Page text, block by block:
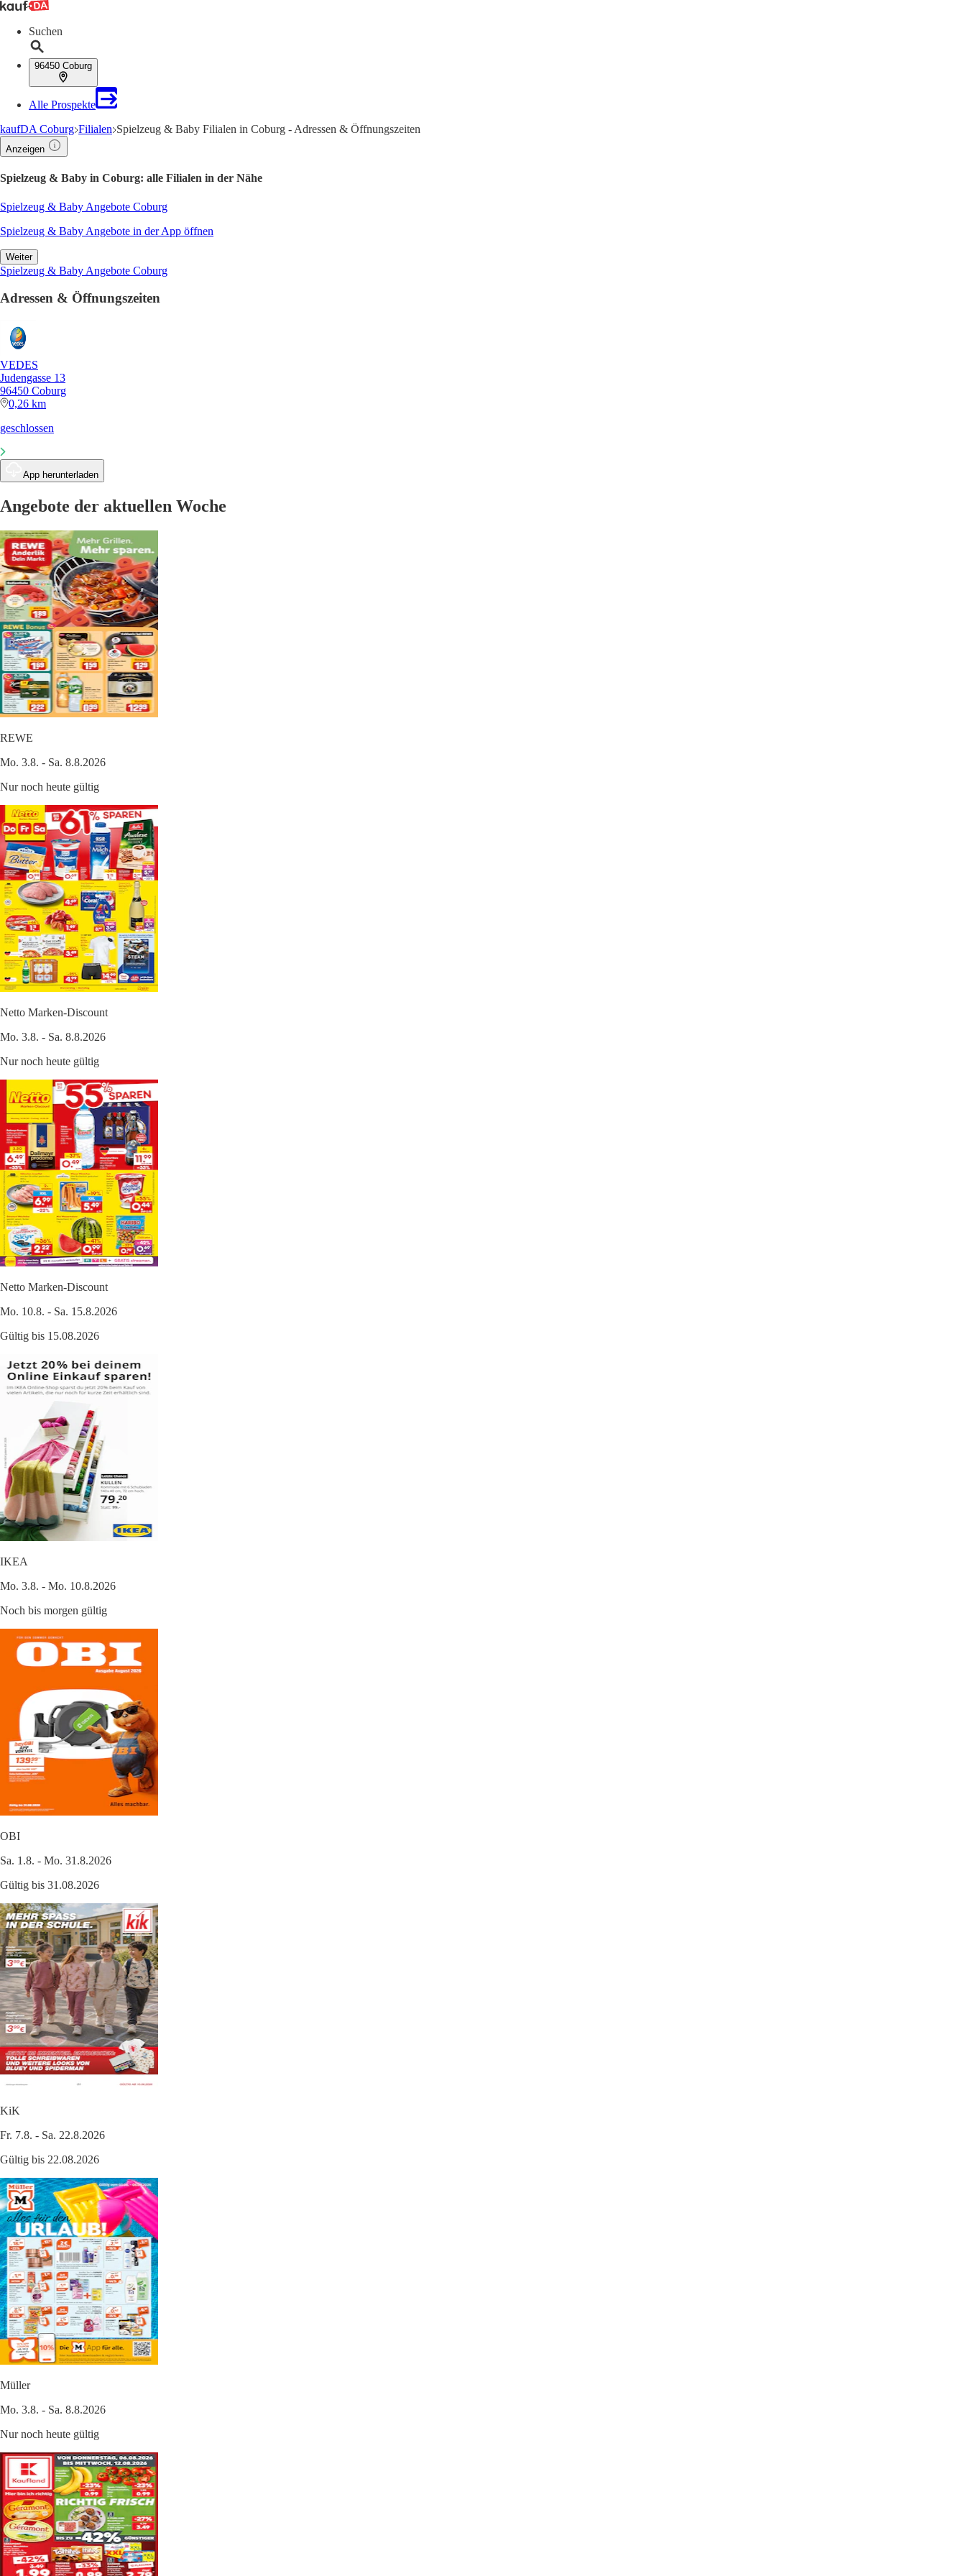
Suchen
96450 Coburg
Alle Prospekte
kaufDA Coburg Filialen Spielzeug & Baby Filialen in Coburg - Adressen & Öffnungszeiten
Anzeigen
Spielzeug & Baby in Coburg: alle Filialen in der Nähe
Spielzeug & Baby Angebote Coburg
Spielzeug & Baby Angebote in der App öffnen
Weiter
Spielzeug & Baby Angebote Coburg
Adressen & Öffnungszeiten
VEDES
Judengasse 13
96450 Coburg
0,26 km
geschlossen
App herunterladen
Angebote der aktuellen Woche
REWE
Mo. 3.8. - Sa. 8.8.2026
Nur noch heute gültig
Netto Marken-Discount
Mo. 3.8. - Sa. 8.8.2026
Nur noch heute gültig
Netto Marken-Discount
Mo. 10.8. - Sa. 15.8.2026
Gültig bis 15.08.2026
IKEA
Mo. 3.8. - Mo. 10.8.2026
Noch bis morgen gültig
OBI
Sa. 1.8. - Mo. 31.8.2026
Gültig bis 31.08.2026
KiK
Fr. 7.8. - Sa. 22.8.2026
Gültig bis 22.08.2026
Müller
Mo. 3.8. - Sa. 8.8.2026
Nur noch heute gültig